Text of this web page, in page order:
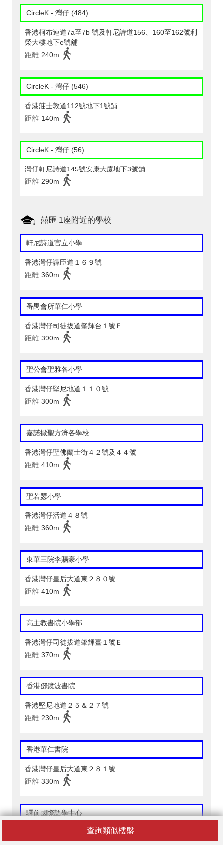
查詢類似樓盤
CircleK - 灣仔 (484)
香港柯布連道7a至7b 號及軒尼詩道156、160至162號利
榮大樓地下e號舖
距離 240m
CircleK - 灣仔 (546)
香港莊士敦道112號地下1號舖
距離 140m
CircleK - 灣仔 (56)
灣仔軒尼詩道145號安康大廈地下3號舖
距離 290m
囍匯 1座附近的學校
軒尼詩道官立小學
香港灣仔譚臣道１６９號
距離 360m
番禺會所華仁小學
香港灣仔司徒拔道肇輝台１號Ｆ
距離 390m
聖公會聖雅各小學
香港灣仔堅尼地道１１０號
距離 300m
嘉諾撒聖方濟各學校
香港灣仔聖佛蘭士街４２號及４４號
距離 410m
聖若瑟小學
香港灣仔活道４８號
距離 360m
東華三院李賜豪小學
香港灣仔皇后大道東２８０號
距離 410m
高主教書院小學部
香港灣仔司徒拔道肇輝臺１號Ｅ
距離 370m
香港鄧鏡波書院
香港堅尼地道２５＆２７號
距離 230m
香港華仁書院
香港灣仔皇后大道東２８１號
距離 330m
驛前國際語學中心
香港灣仔柯布連道５號耀基商業大廈１樓